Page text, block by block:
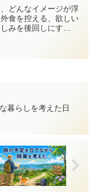
、どんなイメージが浮
食を控える、欲しい
みを後回しにす
暮らしを考えた日